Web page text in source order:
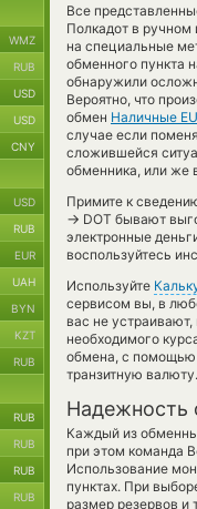
Все
Полкадот в ручном
на специальные
обменного пункта
обнаружили
Вероятно, что
обмен Наличные
случае если
сложившейся
обменника, или же
Примите к
→ DOT бывают
электронные
воспользуйтесь
Используйте
сервисом вы, в
вас не
необходимого
обмена, с
транзитную валюту.
Надежность
Каждый из
при этом команда
Использование
пунктах. При
размер резервов и
WMZ
RUB
USD
USD
CNY
USD
RUB
EUR
UAH
BYN
KZT
RUB
RUB
RUB
RUB
RUB